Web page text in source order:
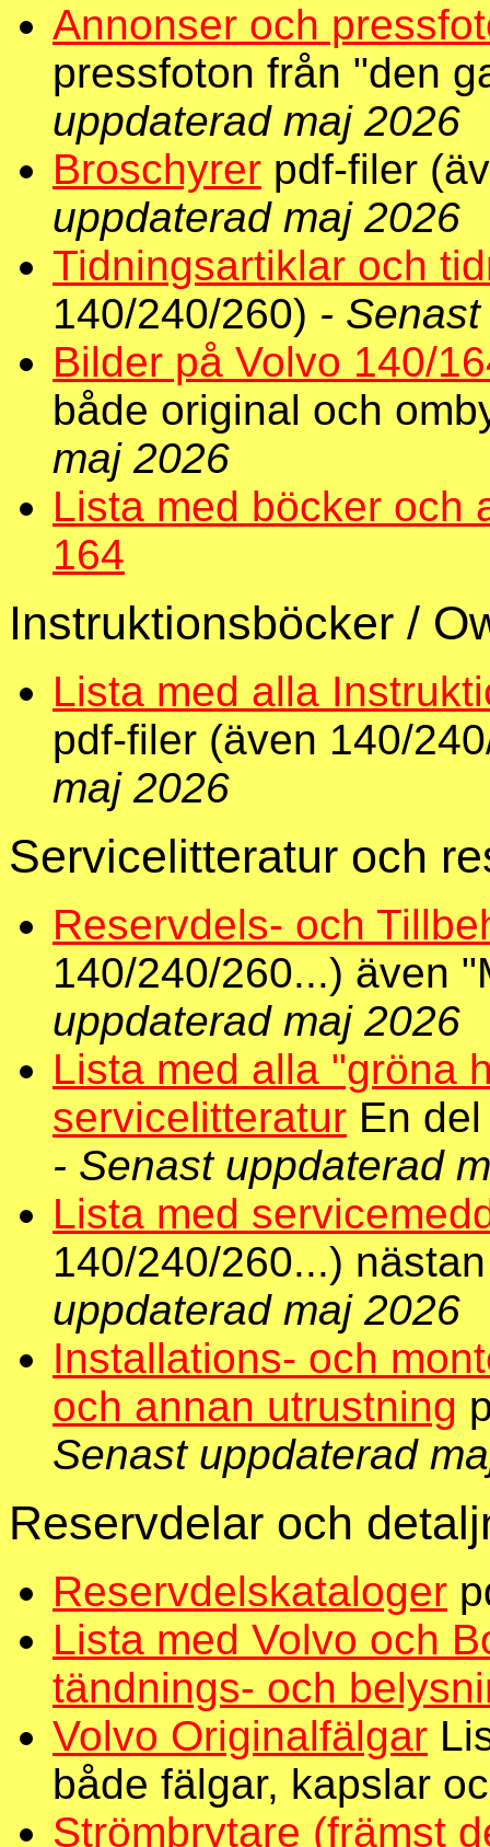
Annonser och
pressfoton från "den
uppdaterad maj 2026
Broschyrer pdf-filer
uppdaterad maj 2026
Tidningsartiklar och
140/240/260) -
Bilder på Volvo 140/
både original och
maj 2026
Lista med böcker och
164
Instruktionsböcker /
Lista med alla
pdf-filer (även 140/
maj 2026
Servicelitteratur och
Reservdels- och
140/240/260...) även
uppdaterad maj 2026
Lista med alla "gröna
servicelitteratur En
- Senast uppdaterad
Lista med
140/240/260...)
uppdaterad maj 2026
Installations- och
och annan utrustning
Senast uppdaterad
Reservdelar och
Reservdelskataloger
Lista med Volvo och
tändnings- och
Volvo Originalfälgar
både fälgar, kapslar
Strömbrytare (främst